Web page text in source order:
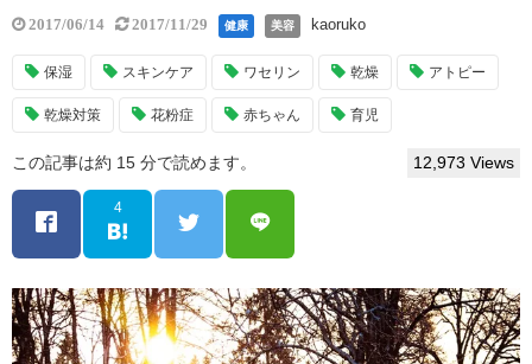
2017/06/14 2017/11/29 健康 美容 kaoruko
保湿 スキンケア ワセリン 乾燥 アトピー
乾燥対策 花粉症 赤ちゃん 育児
この記事は約 15 分で読めます。 12,973 Views
4